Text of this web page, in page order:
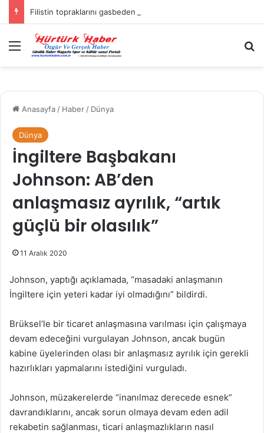
Menü
Anasayfa / Haber / Dünya
Dünya
İngiltere Başbakanı
Johnson: AB’den
anlaşmasız ayrılık, “artık
güçlü bir olasılık”
11 Aralık 2020
Johnson, yaptığı açıklamada, “masadaki anlaşmanın
İngiltere için yeteri kadar iyi olmadığını” bildirdi.
Brüksel’le bir ticaret anlaşmasına varılması için çalışmaya
devam edeceğini vurgulayan Johnson, ancak bugün
kabine üyelerinden olası bir anlaşmasız ayrılık için gerekli
hazırlıkları yapmalarını istediğini vurguladı.
Johnson, müzakerelerde “inanılmaz derecede esnek”
davrandıklarını, ancak sorun olmaya devam eden adil
rekabetin sağlanması, ticari anlaşmazlıkların nasıl